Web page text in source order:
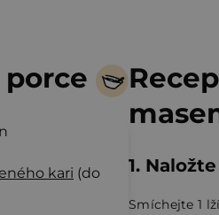
porce
kari (do
1.
Smíchejte 1